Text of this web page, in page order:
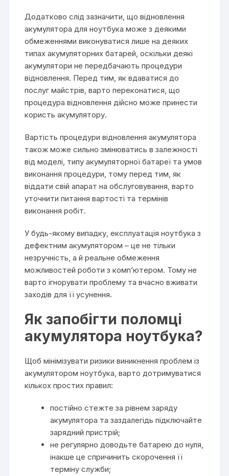
Додатково слід зазначити, що відновлення
акумулятора для ноутбука може з деякими
обмеженнями виконуватися лише на деяких
типах акумуляторних батарей, оскільки деякі
акумулятори не передбачають процедури
відновлення. Перед тим, як вдаватися до
послуг майстрів, варто переконатися, що
процедура відновлення дійсно може принести
користь акумулятору.
Вартість процедури відновлення акумулятора
також може сильно змінюватись в залежності
від моделі, типу акумуляторної батареї та умов
виконання процедури, тому перед тим, як
віддати свій апарат на обслуговування, варто
уточнити питання вартості та термінів
виконання робіт.
У будь-якому випадку, експлуатація ноутбука з
дефектним акумулятором – це не тільки
незручність, а й реальне обмеження
можливостей роботи з комп’ютером. Тому не
варто ігнорувати проблему та вчасно вживати
заходів для її усунення.
Як запобігти поломці
акумулятора ноутбука?
Щоб мінімізувати ризики виникнення проблем із
акумулятором ноутбука, варто дотримуватися
кількох простих правил:
постійно стежте за рівнем заряду
акумулятора та заздалегідь підключайте
зарядний пристрій;
не регулярно доводьте батарею до нуля,
інакше це спричинить скорочення її
терміну служби;